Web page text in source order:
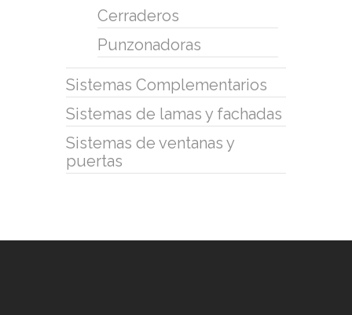
Cerraderos
Punzonadoras
Sistemas Complementarios
Sistemas de lamas y fachadas
Sistemas de ventanas y
puertas